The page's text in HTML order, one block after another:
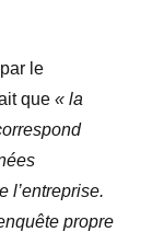
le
que « la
l’entreprise.
propre